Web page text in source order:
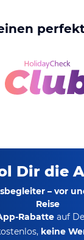
Dir die
– vor
Reise
Rabatte auf
keine